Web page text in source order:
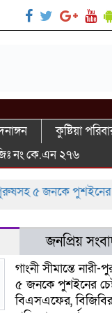
কুষ্টিয়া
নং কে.এন ২৭৬
৫ জনকে পুশইনের
জনপ্রিয়
গাংনী সীমান্তে
৫ জনকে পুশইনের
বিএসএফের,